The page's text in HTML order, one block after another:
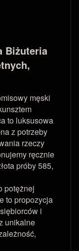
Biżuteria
męski
to luksusowa
z potrzeby
rzeczy
ręcznie
próby 585,
potężnej
to propozycja
i
unikalne